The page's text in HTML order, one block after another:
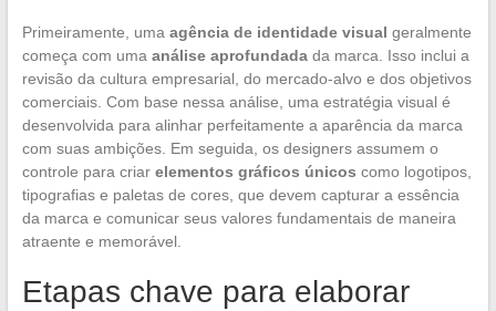
Primeiramente, uma agência de identidade visual geralmente
começa com uma análise aprofundadada marca. Isso inclui a
revisão da cultura empresarial, do mercado-alvo e dos objetivos
comerciais. Com base nessa análise, uma estratégia visual é
desenvolvida para alinhar perfeitamente a aparência da marca
com suas ambições. Em seguida, os designers assumem o
controle para criar elementos gráficos únicos como logotipos,
tipografias e paletas de cores, que devem capturar a essência
da marca e comunicar seus valores fundamentais de maneira
atraente e memorável.
Etapas chave para elaborar